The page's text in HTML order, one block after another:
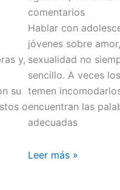
y,
su
o
comentarios
Hablar con
jóvenes sobre
sexualidad no
sencillo. A veces
temen
encuentran las
adecuadas
Leer más »